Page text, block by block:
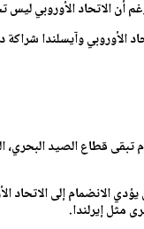
أن الاتحاد الأوروبي ليس
الأوروبي وآيسلندا
تبقى قطاع الصيد
الانضمام إلى
مثل إيرلندا.